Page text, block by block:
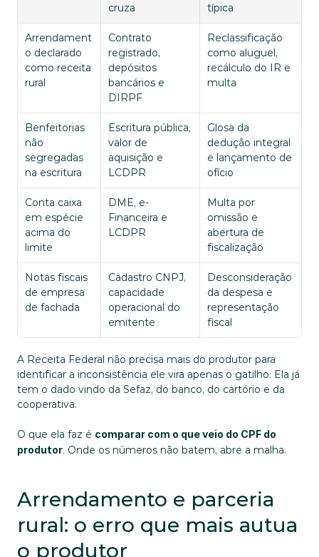
cruza
típica
Arrendament
o declarado
como receita
rural
Contrato
registrado,
depósitos
bancários e
DIRPF
Reclassificação
como aluguel,
recálculo do IR e
multa
Benfeitorias
não
segregadas
na escritura
Escritura pública,
valor de
aquisição e
LCDPR
Glosa da
dedução integral
e lançamento de
ofício
Conta caixa
em espécie
acima do
limite
DME, e-
Financeira e
LCDPR
Multa por
omissão e
abertura de
fiscalização
Notas fiscais
de empresa
de fachada
Cadastro CNPJ,
capacidade
operacional do
emitente
Desconsideração
da despesa e
representação
fiscal
A Receita Federal não precisa mais do produtor para
identificar a inconsistência ele vira apenas o gatilho. Ela já
tem o dado vindo da Sefaz, do banco, do cartório e da
cooperativa.
O que ela faz é comparar com o que veio do CPF do
produtor. Onde os números não batem, abre a malha.
Arrendamento e parceria
rural: o erro que mais autua
o produtor